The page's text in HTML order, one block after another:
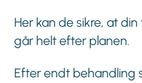
Her kan de sikre, at
går helt efter planen.
Efter endt behandling